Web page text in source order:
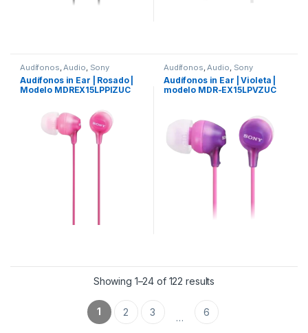
Audífonos,Audio, Sony
Audífonos in Ear | Rosado |
Modelo MDREX15LPPIZUC
Audífonos,Audio, Sony
Audífonos in Ear | Violeta |
modelo MDR-EX15LPVZUC
Showing 1–24 of 122 results
1 2 3 … 6